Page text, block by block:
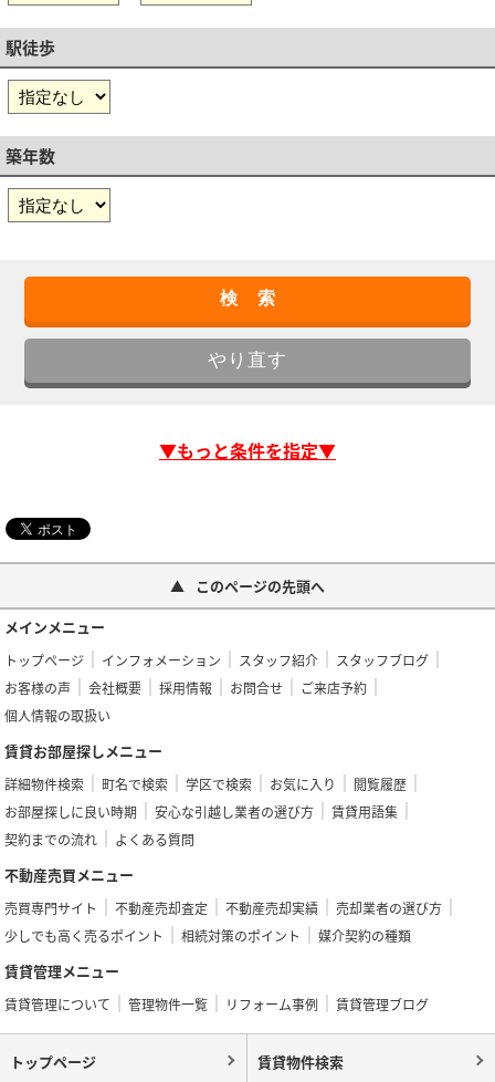
駅徒歩
築年数
▼もっと条件を指定▼
このページの先頭へ
メインメニュー
トップページ インフォメーション スタッフ紹介
スタッフブログ
お客様の声
会社概要 採用情報 お問合せ
ご来店予約
個人情報の取扱い
賃貸お部屋探しメニュー
詳細物件検索 町名で検索 学区で検索 お気に入り
閲覧履歴
お部屋探しに良い時期
安心な引越し業者の選び方
賃貸用語集
契約までの流れ
よくある質問
不動産売買メニュー
売買専門サイト 不動産売却査定 不動産売却実績
売却業者の選び方
少しでも高く売るポイント
相続対策のポイント 媒介契約の種類
賃貸管理メニュー
賃貸管理について 管理物件一覧 リフォーム事例 賃貸管理ブログ
トップページ 賃貸物件検索